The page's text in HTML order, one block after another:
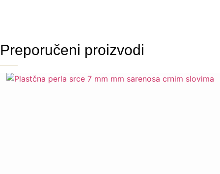
Preporučeni proizvodi